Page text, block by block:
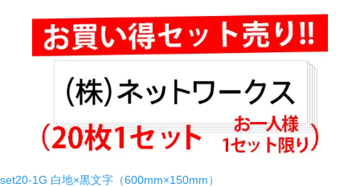
set20-1G 白地×黒文字（600mm×150mm）